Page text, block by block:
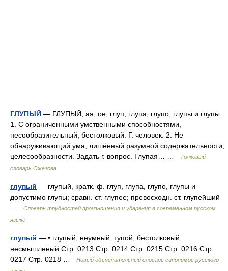
ГЛУПЫЙ — ГЛУПЫЙ, ая, ое; глуп, глупа, глупо, глупы и глупы.
1. С ограниченными умственными способностями,
несообразительный, бестолковый. Г. человек. 2. Не
обнаруживающий ума, лишённый разумной содержательности,
целесообразности. Задать г. вопрос. Глупая… …
Толковый
словарь Ожегова
глупый — глупый, кратк. ф. глуп, глупа, глупо, глупы и
допустимо глупы; сравн. ст. глупее; превосходн. ст. глупейший
Словарь трудностей произношения и ударения в современном русском
языке
глупый — • глупый, неумный, тупой, бестолковый,
несмышленый Стр. 0213 Стр. 0214 Стр. 0215 Стр. 0216 Стр.
0217 Стр. 0218 …
Новый объяснительный словарь синонимов русского